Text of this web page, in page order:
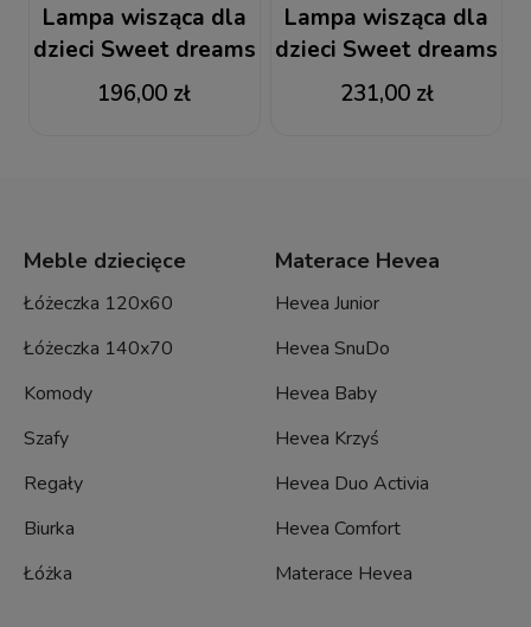
Lampa wisząca dla
dzieci Sweet dreams
196,00 zł
Lampa wisząca dla
dzieci Sweet dreams
tkanina welurowa
231,00 zł
Meble dziecięce
Łóżeczka 120x60
Łóżeczka 140x70
Komody
Szafy
Regały
Biurka
Łóżka
Materace Hevea
Hevea Junior
Hevea SnuDo
Hevea Baby
Hevea Krzyś
Hevea Duo Activia
Hevea Comfort
Materace Hevea